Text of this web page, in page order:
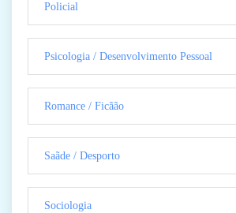
Policial
Psicologia / Desenvolvimento Pessoal
Romance / Ficãão
Saãde / Desporto
Sociologia